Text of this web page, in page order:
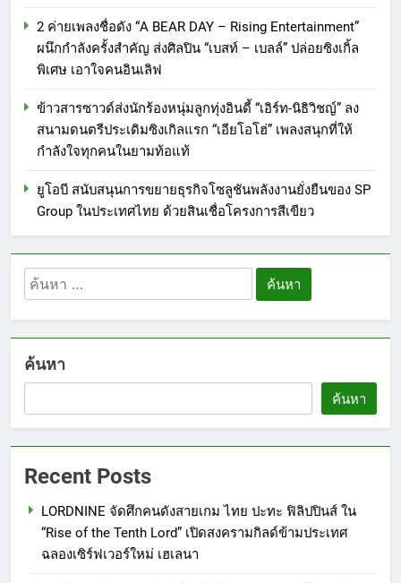
2 ค่ายเพลงชื่อดัง “A BEAR DAY – Rising Entertainment”
ผนึกกำลังครั้งสำคัญ ส่งศิลปิน “เบสท์ – เบลล์” ปล่อยซิงเกิ้ล
พิเศษ เอาใจคนอินเลิฟ
ข้าวสารซาวด์ส่งนักร้องหนุ่มลูกทุ่งอินดี้ “เอิร์ท-นิธิวิชญ์” ลง
สนามดนตรีประเดิมซิงเกิลแรก “เอียโอโฮ่” เพลงสนุกที่ให้
กำลังใจทุกคนในยามท้อแท้
ยูโอบี สนับสนุนการขยายธุรกิจโซลูชันพลังงานยั่งยืนของ SP
Group ในประเทศไทย ด้วยสินเชื่อโครงการสีเขียว
ค้นหา
สำหรับ:
ค้นหา
ค้นหา
Recent Posts
LORDNINE จัดศึกคนดังสายเกม ไทย ปะทะ ฟิลิปปินส์ ใน
“Rise of the Tenth Lord” เปิดสงครามกิลด์ข้ามประเทศ
ฉลองเซิร์ฟเวอร์ใหม่ เฮเลนา
5
ททท. ประกาศความสำเร็จ Village
to the World Season 5 ผนึก 9
พันธมิตร ขับเคลื่อน ESG Tourism
คุณค่าการท่องเที่ยวไทยอย่างยั่งยืน
PR
6
เหิงลี่ แมนูแฟคเจอริ่ง เทคโนโลยี
เสริมแกร่งยุทธศาสตร์ระดับโลก
7
TECNO ประกาศทรานส์ฟอร์มจาก
เกมมิ่งโฟน สู่ไลฟ์สไตล์แฟชั่นไอ